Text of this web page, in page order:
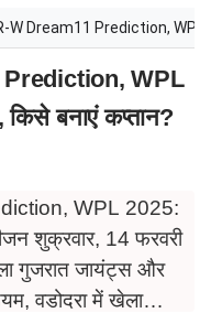
W Dream11 Prediction, WPL
WPL
किसे बनाएं कप्तान?
WPL 2025:
शुक्रवार, 14 फरवरी
गुजरात जायंट्स और
वडोदरा में खेला